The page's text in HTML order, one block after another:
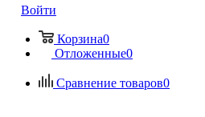
Войти
Корзина0
Отложенные0
Сравнение товаров0